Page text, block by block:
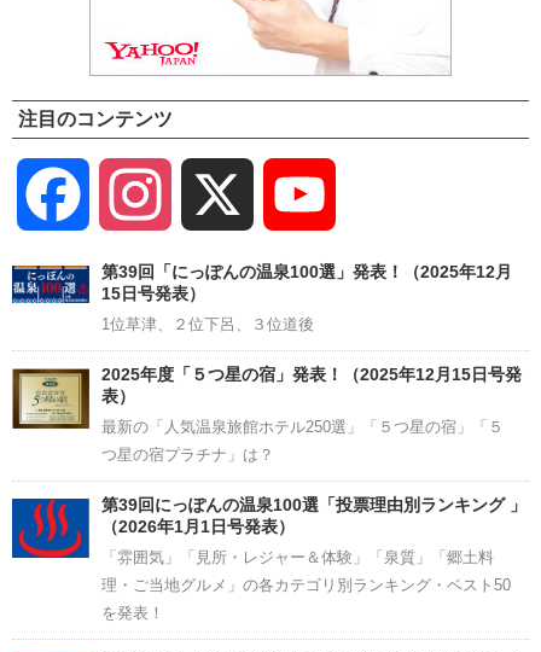
注目のコンテンツ
Facebook Instagram
Channel
第39回「にっぽんの温泉100選」発表！（2025年12月
15日号発表）
1位草津、２位下呂、３位道後
2025年度「５つ星の宿」発表！（2025年12月15日号発
表）
最新の「人気温泉旅館ホテル250選」「５つ星の宿」「５
つ星の宿プラチナ」は？
第39回にっぽんの温泉100選「投票理由別ランキング 」
（2026年1月1日号発表）
「雰囲気」「見所・レジャー＆体験」「泉質」「郷土料
理・ご当地グルメ」の各カテゴリ別ランキング・ベスト50
を発表！